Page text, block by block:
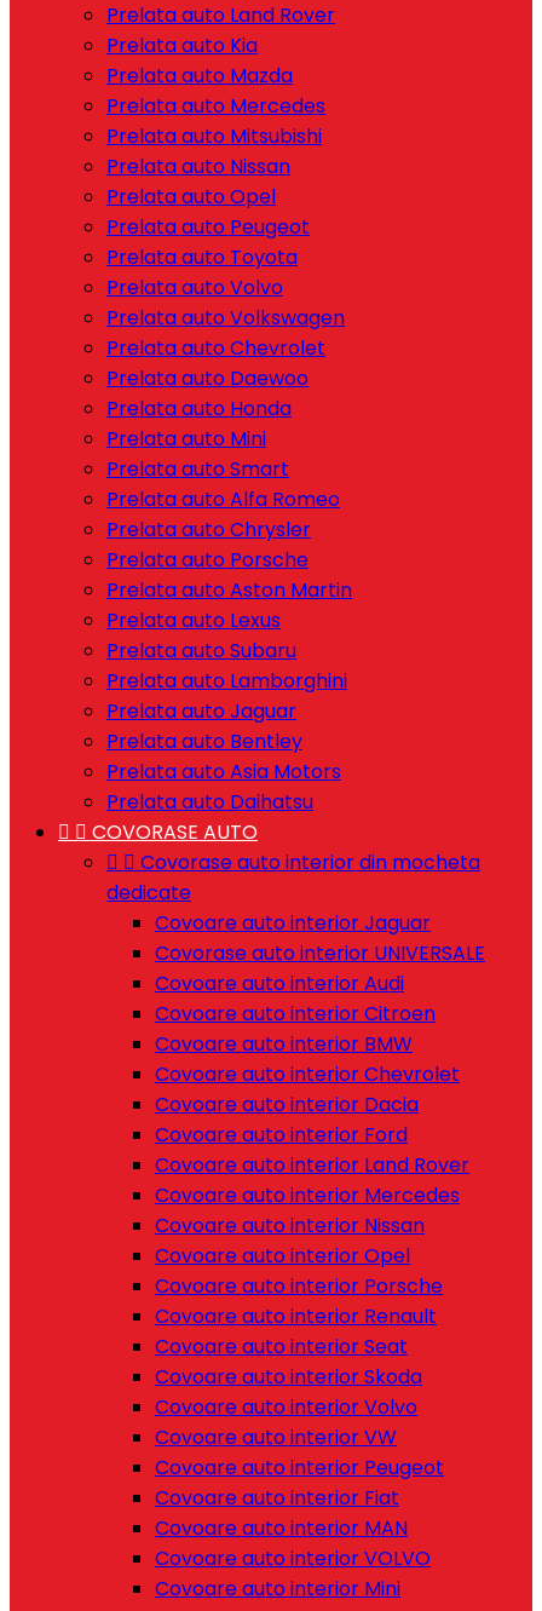
Prelata auto Land Rover
Prelata auto Kia
Prelata auto Mazda
Prelata auto Mercedes
Prelata auto Mitsubishi
Prelata auto Nissan
Prelata auto Opel
Prelata auto Peugeot
Prelata auto Toyota
Prelata auto Volvo
Prelata auto Volkswagen
Prelata auto Chevrolet
Prelata auto Daewoo
Prelata auto Honda
Prelata auto Mini
Prelata auto Smart
Prelata auto Alfa Romeo
Prelata auto Chrysler
Prelata auto Porsche
Prelata auto Aston Martin
Prelata auto Lexus
Prelata auto Subaru
Prelata auto Lamborghini
Prelata auto Jaguar
Prelata auto Bentley
Prelata auto Asia Motors
Prelata auto Daihatsu
  COVORASE AUTO
  Covorase auto interior din mocheta
dedicate
Covoare auto interior Jaguar
Covorase auto interior UNIVERSALE
Covoare auto interior Audi
Covoare auto interior Citroen
Covoare auto interior BMW
Covoare auto interior Chevrolet
Covoare auto interior Dacia
Covoare auto interior Ford
Covoare auto interior Land Rover
Covoare auto interior Mercedes
Covoare auto interior Nissan
Covoare auto interior Opel
Covoare auto interior Porsche
Covoare auto interior Renault
Covoare auto interior Seat
Covoare auto interior Skoda
Covoare auto interior Volvo
Covoare auto interior VW
Covoare auto interior Peugeot
Covoare auto interior Fiat
Covoare auto interior MAN
Covoare auto interior VOLVO
Covoare auto interior Mini